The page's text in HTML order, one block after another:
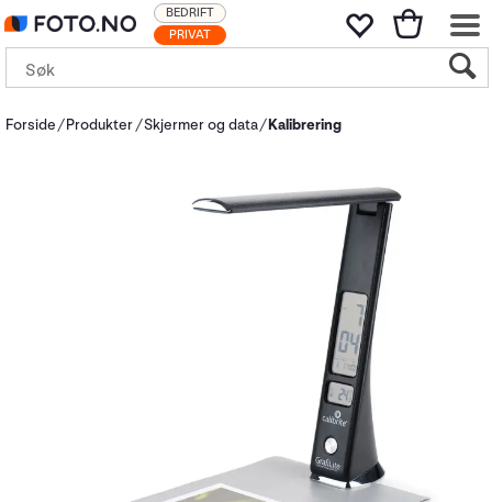
PRIVAT
BEDRIFT
Forside Produkter Skjermer og data Kalibrering